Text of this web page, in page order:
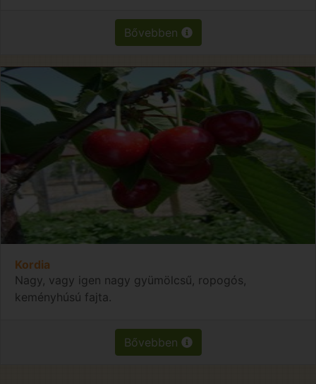
Bővebben
Kordia
Nagy, vagy igen nagy gyümölcsű, ropogós,
keményhúsú fajta.
Bővebben